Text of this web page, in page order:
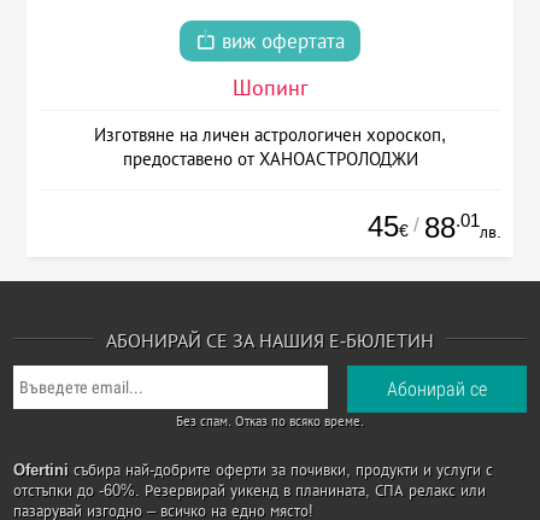
виж офертата
Шопинг
Изготвяне на личен астрологичен хороскоп,
предоставено от ХАНОАСТРОЛОДЖИ
45€ / 88.01
лв.
АБОНИРАЙ СЕ ЗА НАШИЯ Е-БЮЛЕТИН
Без спам. Отказ по всяко време.
Ofertini събира най-добрите оферти за почивки, продукти и услуги с
отстъпки до -60%. Резервирай уикенд в планината, СПА релакс или
пазарувай изгодно – всичко на едно място!